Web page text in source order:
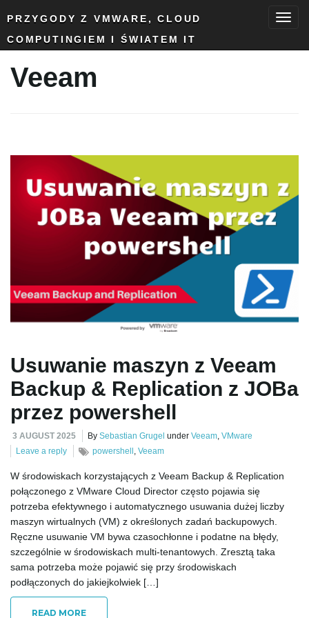
g
n
v
PRZYGODY Z VMWARE, CLOUD
COMPUTINGIEM I ŚWIATEM IT
Veeam
Usuwanie maszyn z Veeam
Backup & Replication z JOBa
przez powershell
3 AUGUST 2025 By Sebastian Grugel under Veeam, VMware
Leave a reply
powershell , Veeam
W środowiskach korzystających z Veeam Backup & Replication
połączonego z VMware Cloud Director często pojawia się
potrzeba efektywnego i automatycznego usuwania dużej liczby
maszyn wirtualnych (VM) z określonych zadań backupowych.
Ręczne usuwanie VM bywa czasochłonne i podatne na błędy,
szczególnie w środowiskach multi-tenantowych. Zresztą taka
sama potrzeba może pojawić się przy środowiskach
podłączonych do jakiejkolwiek […]
READ MORE